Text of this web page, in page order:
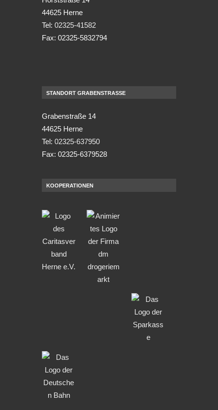
44625 Herne
Tel: 02325-41582
Fax: 02325-5832794
STANDORT GRABENSTRASSE
Grabenstraße 14
44625 Herne
Tel: 02325-637950
Fax: 02325-6379528
KOOPERATIONEN